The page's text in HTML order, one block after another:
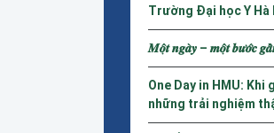
Trường Đại học Y Hà
𝑴𝒐̣̂𝒕 𝒏𝒈𝒂̀𝒚 – 𝒎𝒐̣̂𝒕 𝒃𝒖̛𝒐̛́𝒄
One Day in HMU:
những trải nghiệm